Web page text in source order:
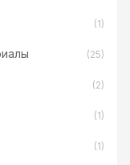
(1)
(25)
(2)
(1)
(1)